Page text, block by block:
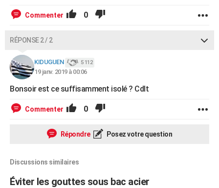
Commenter 0
RÉPONSE 2 / 2
KIDUGUEN 5 112
19 janv. 2019 à 00:06
Bonsoir est ce suffisamment isolé ? Cdlt
Commenter 0
Répondre Posez votre question
Discussions similaires
Éviter les gouttes sous bac acier